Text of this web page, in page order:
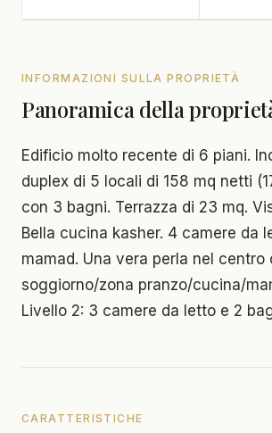
INFORMAZIONI SULLA PROPRIETÀ
Panoramica della
Edificio molto recente di 6 piani.
duplex di 5 locali di 158 mq netti
con 3 bagni. Terrazza di 23 mq.
Bella cucina kasher. 4 camere da
mamad. Una vera perla nel centro
soggiorno/zona pranzo/cucina/
Livello 2: 3 camere da letto e 2
CARATTERISTICHE